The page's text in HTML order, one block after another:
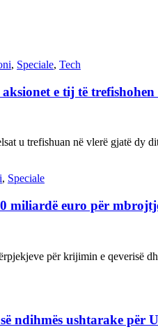
, Speciale, Tech
e tij të
u trefishuan në vlerë gjatë dy
, Speciale
miliardë euro për
për krijimin e qeverisë
ndihmës ushtarake për